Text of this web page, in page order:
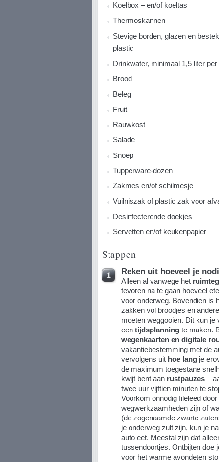
Koelbox – en/of koeltas
Thermoskannen
Stevige borden, glazen en
plastic
Drinkwater, minimaal 1,5 liter
Brood
Beleg
Fruit
Rauwkost
Salade
Snoep
Tupperware-dozen
Zakmes en/of schilmesje
Vuilniszak of plastic zak voor
Desinfecterende doekjes
Servetten en/of keukenpapier
Stappen
Reken uit hoeveel je
Alleen al vanwege het
tevoren na te gaan hoeveel
voor onderweg. Bovendien is
zakken vol broodjes en
moeten weggooien. Dit kun
een tijdsplanningte maken.
wegenkaarten en digitale
vakantiebestemming met de
vervolgens uit hoe langje
de maximum toegestane
kwijt bent aan rustpauzes–
twee uur vijftien minuten te
Voorkom onnodig fileleed
wegwerkzaamheden zijn of
(de zogenaamde zwarte
je onderweg zult zijn, kun je
auto eet. Meestal zijn dat
tussendoortjes. Ontbijten doe
voor het warme avondeten